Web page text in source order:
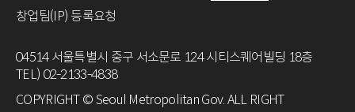
창업팀(IP) 등록요청
04514 서울특별시 중구 서소문로 124 시티스퀘어빌딩 18층
TEL) 02-2133-4838
COPYRIGHT © Seoul Metropolitan Gov. ALL RIGHT